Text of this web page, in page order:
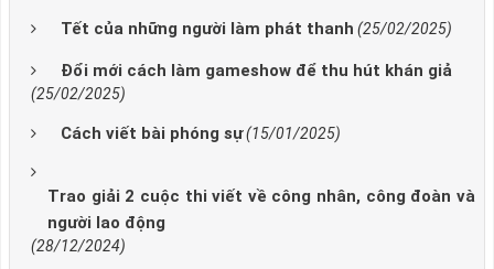
Tết của những người làm phát thanh (25/02/2025)
Đổi mới cách làm gameshow để thu hút khán giả
(25/02/2025)
Cách viết bài phóng sự(15/01/2025)
Trao giải 2 cuộc thi viết về công nhân, công đoàn và
người lao động
(28/12/2024)